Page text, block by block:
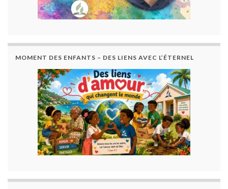
MOMENT DES ENFANTS – DES LIENS AVEC L’ÉTERNEL